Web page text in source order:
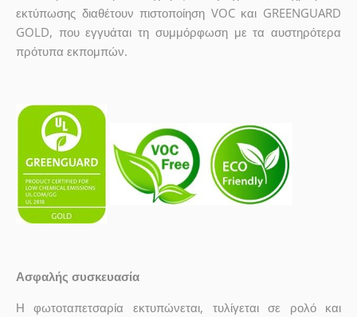
εκτύπωσης διαθέτουν πιστοποίηση VOC και GREENGUARD
GOLD, που εγγυάται τη συμμόρφωση με τα αυστηρότερα
πρότυπα εκπομπών.
Ασφαλής συσκευασία
Η φωτοταπετσαρία εκτυπώνεται, τυλίγεται σε ρολό και